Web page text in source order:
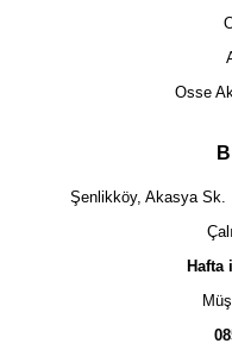
Osse
Şenlikköy, Akasya Sk.
Hafta